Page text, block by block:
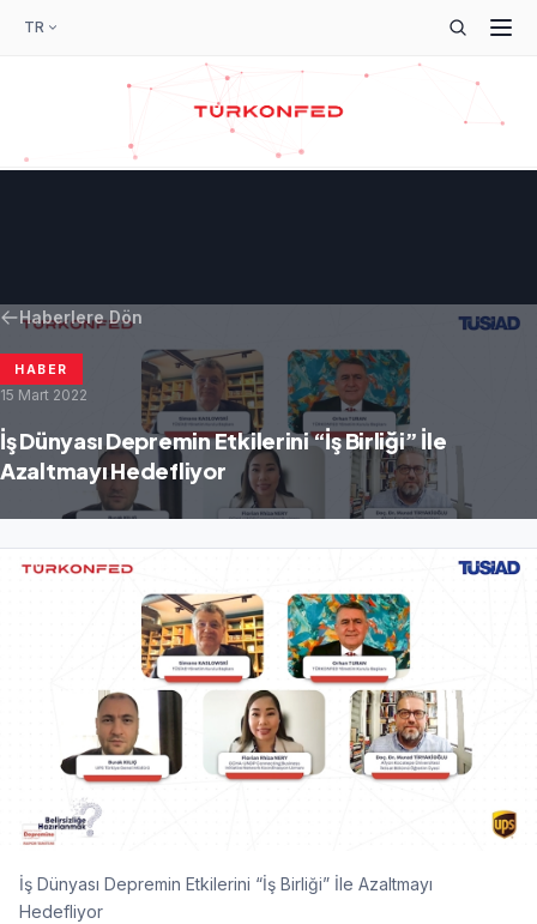
TR
Haberlere Dön
HABER
15 Mart 2022
İş Dünyası Depremin Etkilerini “İş Birliği” İle
Azaltmayı Hedefliyor
İş Dünyası Depremin Etkilerini “İş Birliği” İle Azaltmayı
Hedefliyor